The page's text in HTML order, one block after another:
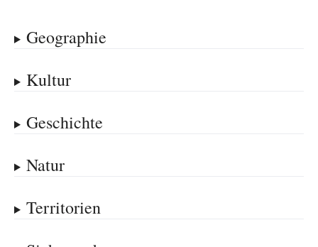
Geographie
Kultur
Geschichte
Natur
Territorien